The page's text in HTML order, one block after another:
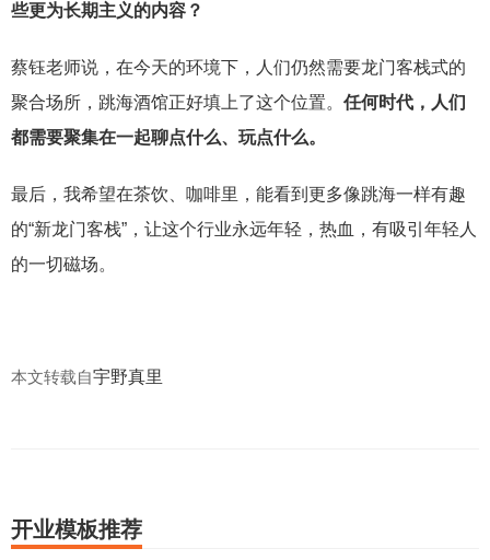
些更为长期主义的内容？
蔡钰老师说，在今天的环境下，人们仍然需要龙门客栈式的
聚合场所，跳海酒馆正好填上了这个位置。 任何时代，人们
都需要聚集在一起聊点什么、玩点什么。
最后，我希望在茶饮、咖啡里，能看到更多像跳海一样有趣
的“新龙门客栈”，让这个行业永远年轻，热血，有吸引年轻人
的一切磁场。
本文转载自宇野真里
开业模板推荐